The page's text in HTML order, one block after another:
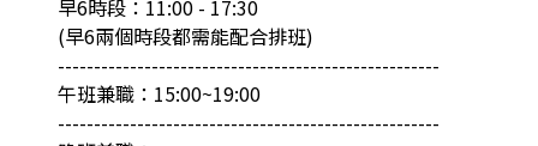
早6時段：11:00 - 17:30
(早6兩個時段都需能配合排班)
-----------------------------------------------------
午班兼職：15:00~19:00
-----------------------------------------------------